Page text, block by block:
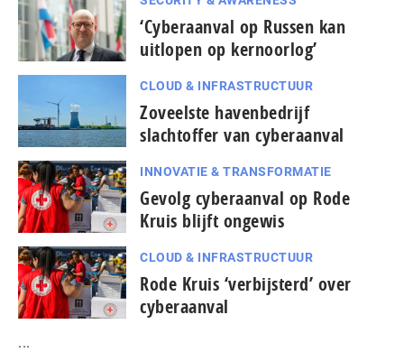
‘Cyberaanval op Russen kan
uitlopen op kernoorlog’
CLOUD & INFRASTRUCTUUR
Zoveelste havenbedrijf
slachtoffer van cyberaanval
INNOVATIE & TRANSFORMATIE
Gevolg cyberaanval op Rode
Kruis blijft ongewis
CLOUD & INFRASTRUCTUUR
Rode Kruis ‘verbijsterd’ over
cyberaanval
...